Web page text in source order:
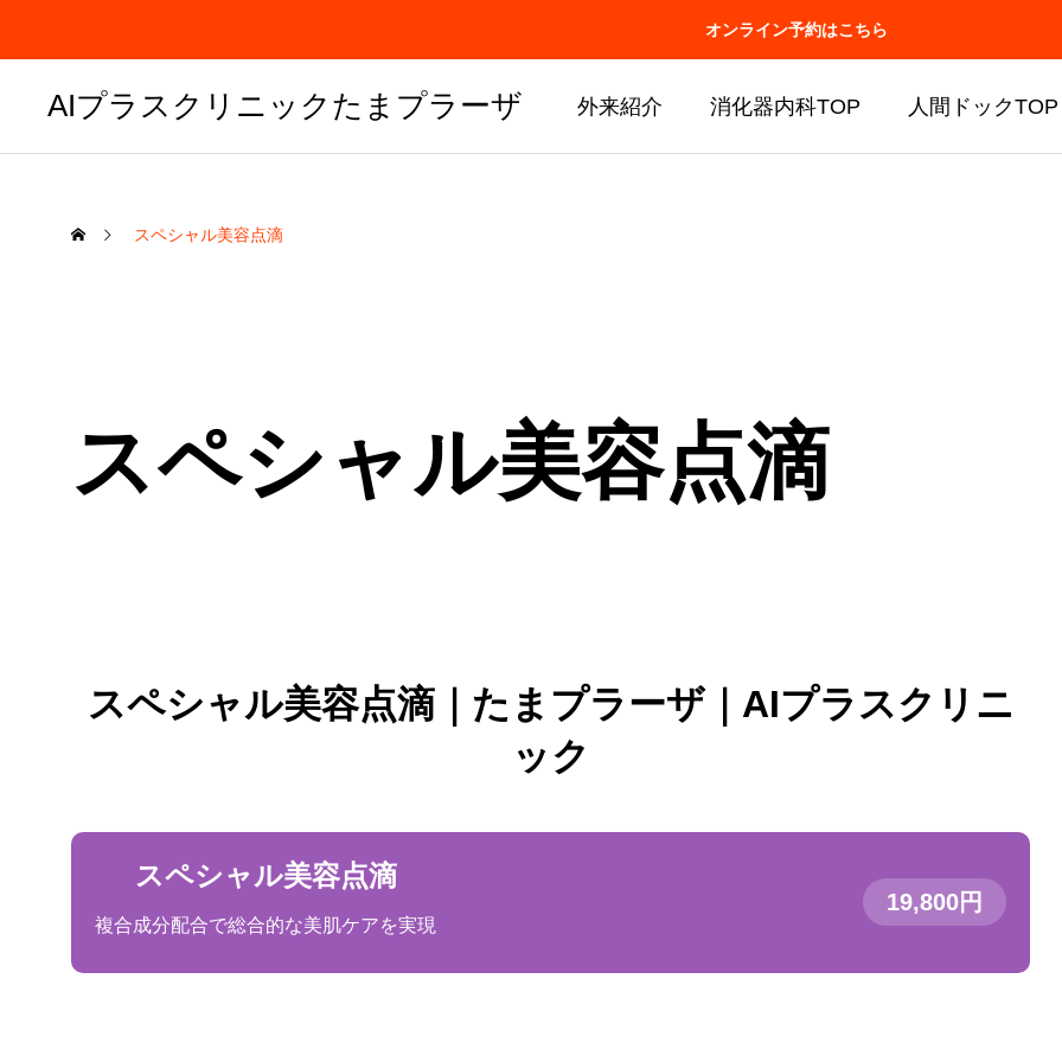
オンライン予約はこちら
AIプラスクリニックたまプラーザ 外来紹介 消化器内科TOP 人間ドックTOP
スペシャル美容点滴
スペシャル美容点滴
スペシャル美容点滴｜たまプラーザ｜AIプラスクリニ
ック
スペシャル美容点滴
複合成分配合で総合的な美肌ケアを実現
19,800円